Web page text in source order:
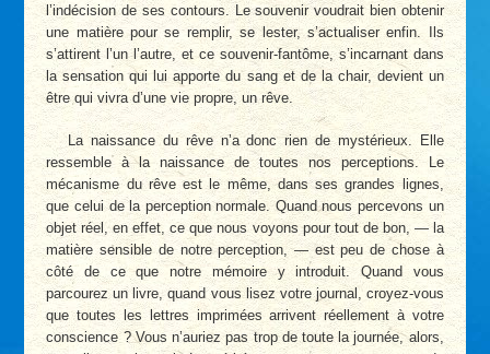
l’indécision de ses contours. Le souvenir voudrait bien obtenir
une matière pour se remplir, se lester, s’actualiser enfin. Ils
s’attirent l’un l’autre, et ce souvenir-fantôme, s’incarnant dans
la sensation qui lui apporte du sang et de la chair, devient un
être qui vivra d’une vie propre, un rêve.
La naissance du rêve n’a donc rien de mystérieux. Elle
ressemble à la naissance de toutes nos perceptions. Le
mécanisme du rêve est le même, dans ses grandes lignes,
que celui de la perception normale. Quand nous percevons un
objet réel, en effet, ce que nous voyons pour tout de bon, — la
matière sensible de notre perception, — est peu de chose à
côté de ce que notre mémoire y introduit. Quand vous
parcourez un livre, quand vous lisez votre journal, croyez-vous
que toutes les lettres imprimées arrivent réellement à votre
conscience ? Vous n’auriez pas trop de toute la journée, alors,